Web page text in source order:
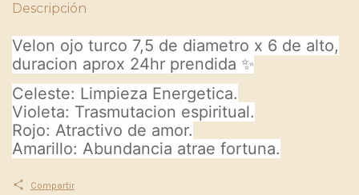
Descripción
Velon ojo turco 7,5 de diametro x 6 de alto,
duracion aprox 24hr prendida ✨
Celeste: Limpieza Energetica.
Violeta: Trasmutacion espiritual.
Rojo: Atractivo de amor.
Amarillo: Abundancia atrae fortuna.
Compartir